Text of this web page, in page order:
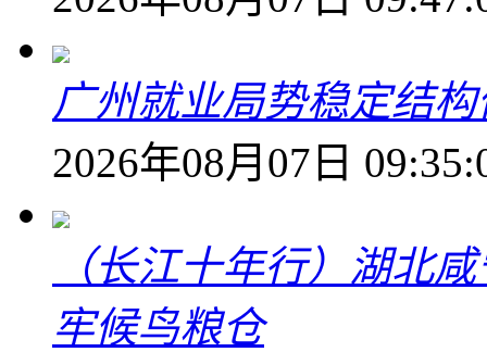
广州就业局势稳定结
2026年08月07日
（长江十年行）湖北
牢候鸟粮仓